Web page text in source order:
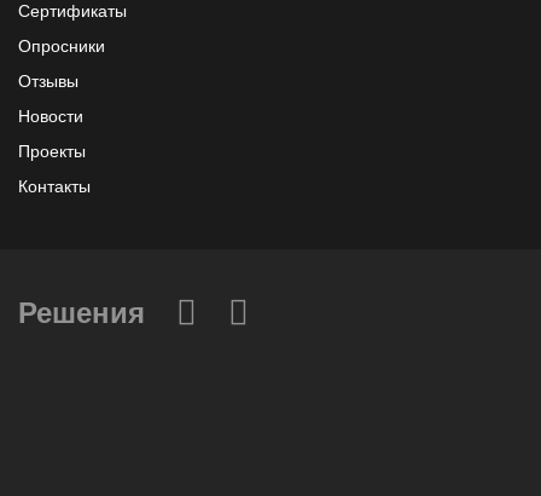
Сертификаты
Опросники
Отзывы
Новости
Проекты
Контакты
Решения